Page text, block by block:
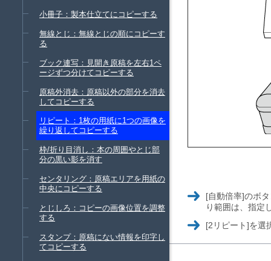
小冊子：製本仕立てにコピーする
無線とじ：無線とじの順にコピーす
る
ブック連写：見開き原稿を左右1ペ
ージずつ分けてコピーする
原稿外消去：原稿以外の部分を消去
してコピーする
リピート：1枚の用紙に1つの画像を
繰り返してコピーする
枠/折り目消し：本の周囲やとじ部
分の黒い影を消す
センタリング：原稿エリアを用紙の
中央にコピーする
とじしろ：コピーの画像位置を調整
する
スタンプ：原稿にない情報を印字し
てコピーする
ぜ
ん
て
い
自動倍率 のボ
り範囲は、指定
ぜ
ん
て
2リピート を選